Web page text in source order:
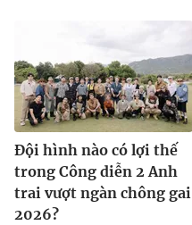
Đội hình nào có lợi thế
trong Công diễn 2 Anh
trai vượt ngàn chông gai
2026?